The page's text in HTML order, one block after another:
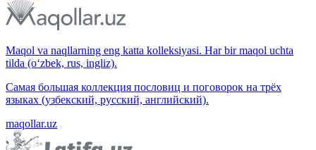
Maqol va naqllarning eng katta kolleksiyasi. Har bir maqol uchta
tilda (o‘zbek, rus, ingliz).
Самая большая коллекция пословиц и поговорок на трёх
языках (узбекский, русский, английский).
maqollar.uz